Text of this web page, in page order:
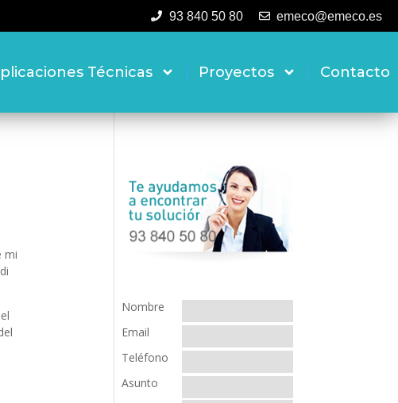
93 840 50 80 emeco@emeco.es
Técnicas Proyectos Contacto
mi
Nombre
Email
Teléfono
Asunto